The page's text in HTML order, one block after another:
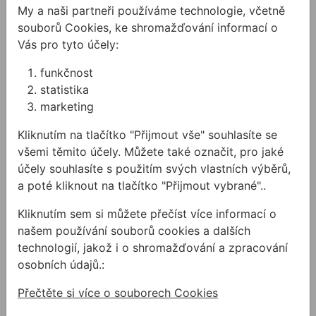
Display 4
The quick, brown fox
jumps over the lazy dog
Display 5
The quick, brown fox jumps
over the lazy dog
The quick, brown fox jumps
over the lazy dog
My a naši partneři používáme technologie, včetně
souborů Cookies, ke shromažďování informací o
Vás pro tyto účely:
funkčnost
statistika
marketing
Kliknutím na tlačítko "Přijmout vše" souhlasíte se
všemi těmito účely. Můžete také označit, pro jaké
účely souhlasíte s použitím svých vlastních výběrů,
a poté kliknout na tlačítko "Přijmout vybrané"..
Kliknutím sem si můžete přečíst více informací o
našem používání souborů cookies a dalších
technologií, jakož i o shromažďování a zpracování
osobních údajů.:
Přečtěte si více o souborech Cookies